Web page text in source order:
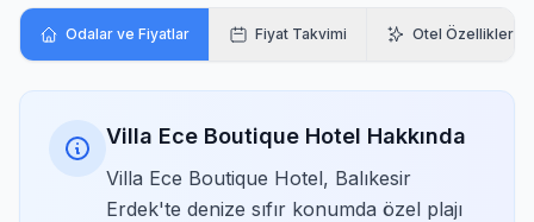
Odalar ve Fiyatlar Fiyat Takvimi Otel Özellikleri
Villa Ece Boutique Hotel Hakkında
Villa Ece Boutique Hotel, Balıkesir
Erdek'te denize sıfır konumda özel plajı